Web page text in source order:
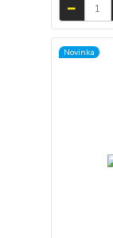
Novinka